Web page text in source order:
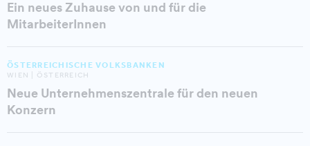
Ein neues Zuhause von und für die
MitarbeiterInnen
ÖSTERREICHISCHE VOLKSBANKEN
WIEN | ÖSTERREICH
Neue Unternehmenszentrale für den neuen
Konzern